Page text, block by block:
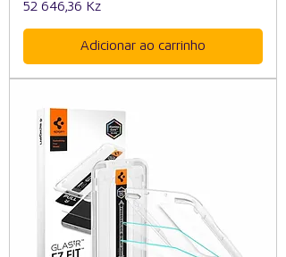
Preço
52 646,36 Kz
Adicionar ao carrinho